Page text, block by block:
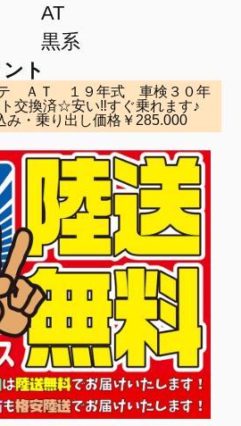
AT
黒系
ト
ＡＴ １９年式 車検３０年
交換済☆安い‼すぐ乗れます♪
み・乗り出し価格￥285.000